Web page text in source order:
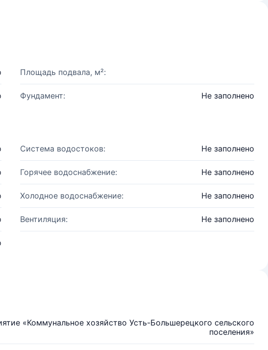
Площадь подвала, м²:
Фундамент: Не заполнено
Система водостоков: Не заполнено
Горячее водоснабжение: Не заполнено
Холодное водоснабжение: Не заполнено
Вентиляция: Не заполнено
«Коммунальное хозяйство Усть-Большерецкого сельского
поселения»